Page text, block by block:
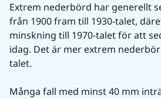
Extrem nederbörd har generellt
från 1900 fram till 1930-talet,
minskning till 1970-talet för att
idag. Det är mer extrem
talet.
Många fall med minst 40 mm